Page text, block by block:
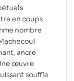
en coups
nombre
ancré
œuvre
souffle